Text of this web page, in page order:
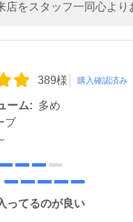
店をスタッフ一同心より
389様 購入確認済み
ーム: 多め
ブ
ってるのが良い